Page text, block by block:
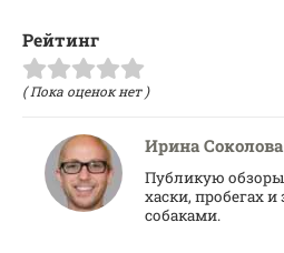
Рейтинг
( Пока оценок нет )
Ирина Соколова
Публикую
хаски, пробегах
собаками.